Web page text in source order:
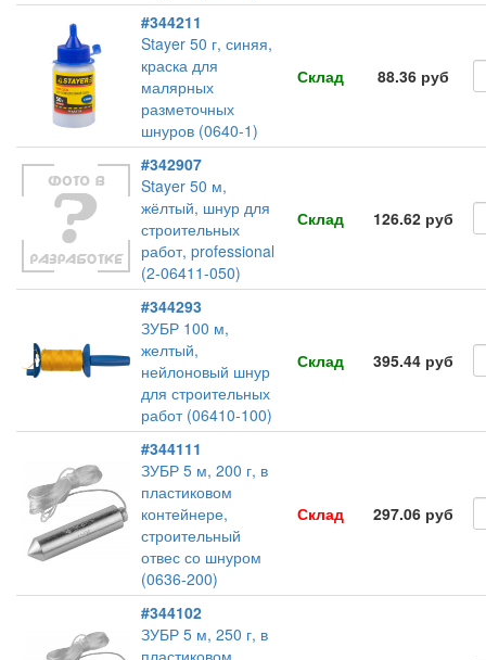
#344211
Stayer 50 г, синяя,
краска для
малярных
разметочных
шнуров (0640-1)
Склад 88.36 руб
#342907
Stayer 50 м,
жёлтый, шнур для
строительных
работ, professional
(2-06411-050)
Склад 126.62 руб
#344293
ЗУБР 100 м,
желтый,
нейлоновый шнур
для строительных
работ (06410-100)
Склад 395.44 руб
#344111
ЗУБР 5 м, 200 г, в
пластиковом
контейнере,
строительный
отвес со шнуром
(0636-200)
Склад 297.06 руб
#344102
ЗУБР 5 м, 250 г, в
пластиковом